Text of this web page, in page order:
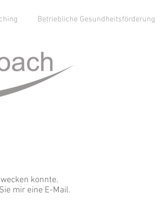
Betriebliche Gesundheitsförderung
konnte.
mir eine E-Mail.